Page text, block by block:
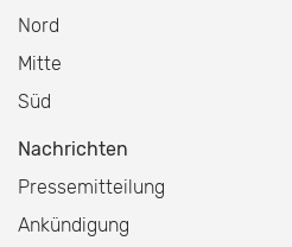
Nord
Mitte
Süd
Nachrichten
Pressemitteilung
Ankündigung